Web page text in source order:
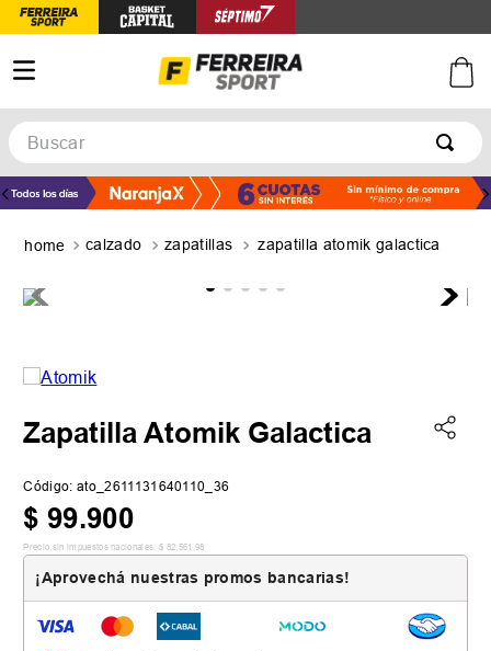
Buscar
calzado zapatillas zapatilla atomik galactica
Zapatilla Atomik Galactica
Código: ato_2611131640110_36
$ 99.900
Precio sin impuestos nacionales: $ 82 561 98
¡Aprovechá nuestras promos bancarias!
TÉRMINOS MÁS BUSCADOS
3.
5. zapatillas adidas